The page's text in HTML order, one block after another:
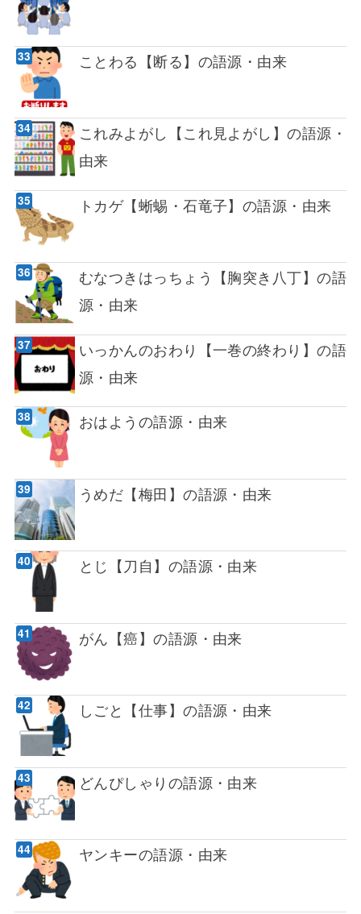
ことわる【断る】の語源・由来
これみよがし【これ見よがし】の語源・
由来
トカゲ【蜥蜴・石竜子】の語源・由来
むなつきはっちょう【胸突き八丁】の語
源・由来
いっかんのおわり【一巻の終わり】の語
源・由来
おはようの語源・由来
うめだ【梅田】の語源・由来
とじ【刀自】の語源・由来
がん【癌】の語源・由来
しごと【仕事】の語源・由来
どんぴしゃりの語源・由来
ヤンキーの語源・由来